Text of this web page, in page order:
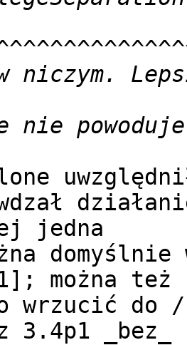
niczym.
jedna
można też
wrzucić
3.4p1 _bez_